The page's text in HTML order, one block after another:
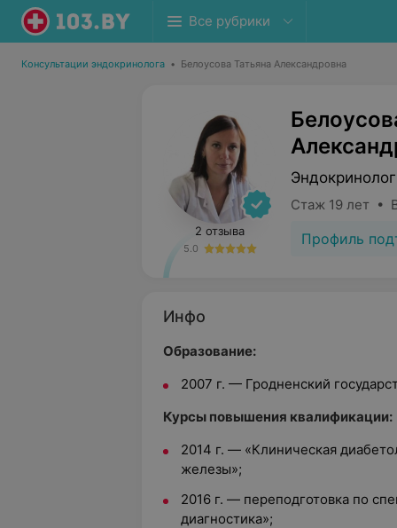
Все рубрики
Консультации эндокринолога • Белоусова Татьяна Александровна
2 отзыва
5.0
Эндокринолог
Стаж 19 лет •
Профиль
Инфо
Образование:
2007 г. — Гродненский
Курсы повышения квалификации:
2014 г. — «Клиническая
железы»;
2016 г. — переподготовка по
диагностика»;